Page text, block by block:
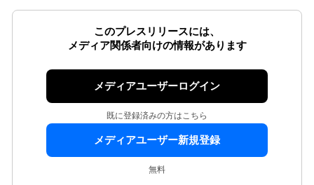
このプレスリリースには、
メディア関係者向けの情報があります
メディアユーザーログイン
既に登録済みの方はこちら
メディアユーザー新規登録
無料